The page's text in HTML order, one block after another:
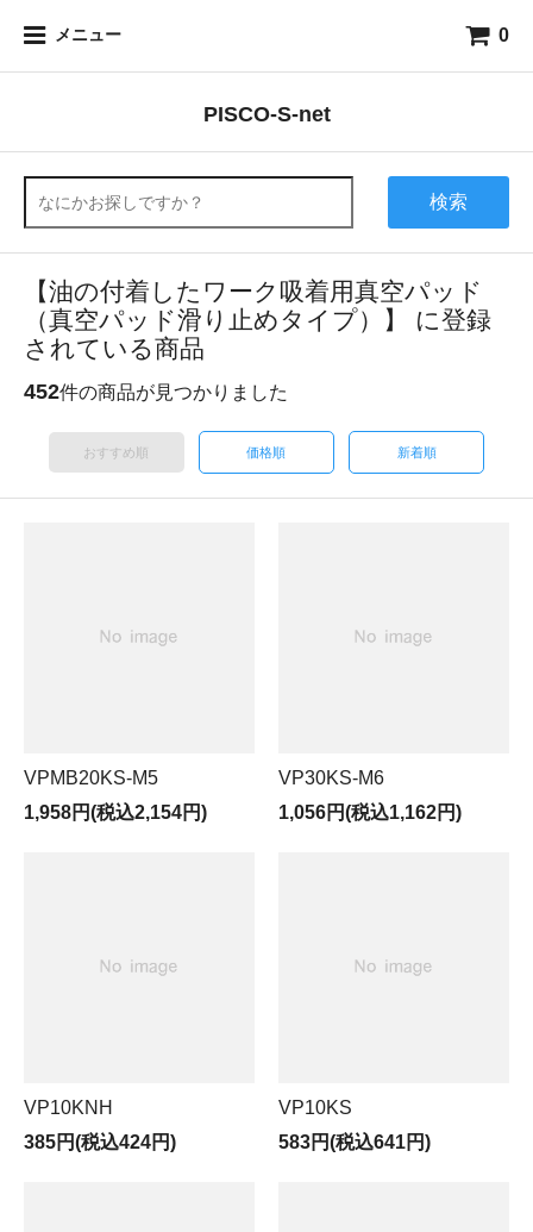
メニュー 0
PISCO-S-net
検索
【油の付着したワーク吸着用真空パッド
（真空パッド滑り止めタイプ）】 に登録
されている商品
452件の商品が見つかりました
おすすめ順 価格順 新着順
VPMB20KS-M5
1,958円(税込2,154円)
VP30KS-M6
1,056円(税込1,162円)
VP10KNH
385円(税込424円)
VP10KS
583円(税込641円)